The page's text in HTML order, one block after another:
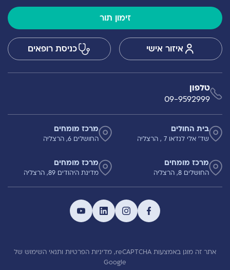
זימון תור
איזור אישי כניסת רופאים
טלפון
09-9592999
בית החולים
שד' אלי לנדאו 7 , הרצליה
מרכז מומחים
החושלים 6, הרצליה
מרכז מומחים
החושלים 8, הרצליה
מרכז מומחים
מדינת היהודים 89, הרצליה
אתר זה מוגן באמצעות reCAPTCHA, מדיניות הפרטיות ותנאי השימוש של
Google